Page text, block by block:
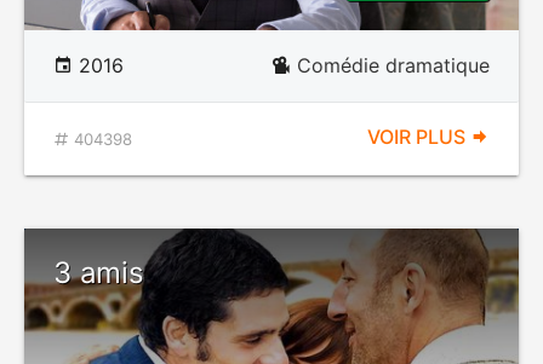
2016 Comédie dramatique
404398 VOIR PLUS
3 amis